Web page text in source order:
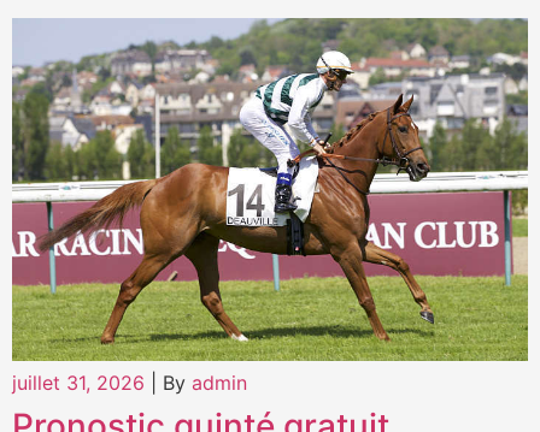
juillet 31, 2026 By admin